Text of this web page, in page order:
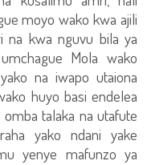
moyo wako kwa ajili
na kwa nguvu bila ya
Mola wako
na iwapo utaiona
huyo basi endelea
talaka na utafute
yako ndani yake
yenye mafunzo ya